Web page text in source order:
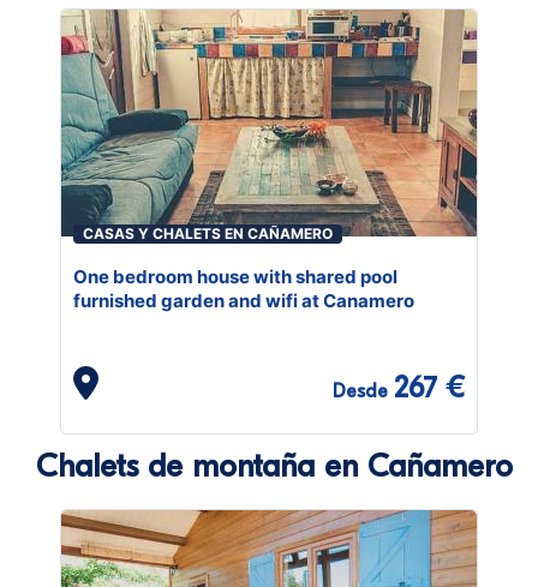
CASAS Y CHALETS EN CAÑAMERO
One bedroom house with shared pool
furnished garden and wifi at Canamero
Desde 267 €
Chalets de montaña en Cañamero